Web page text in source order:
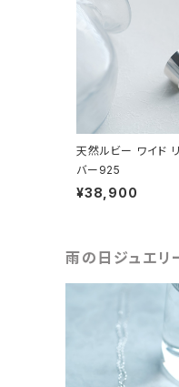
天然ルビー ワイド
バー925
¥38,900
雨の日ジュエリ